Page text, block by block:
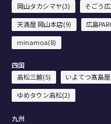
岡山タカシマヤ(3)
そごう
天満屋 岡山本店(9)
広島
minamoa(8)
四国
高松三越(5)
いよてつ髙島
ゆめタウン高松(2)
九州